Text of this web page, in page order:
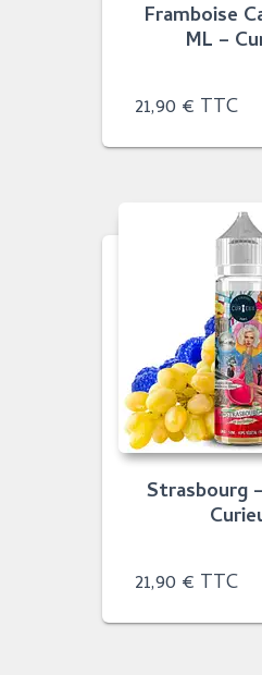
Framboise
ML –
21,90 € TTC
Strasbourg
21,90 € TTC